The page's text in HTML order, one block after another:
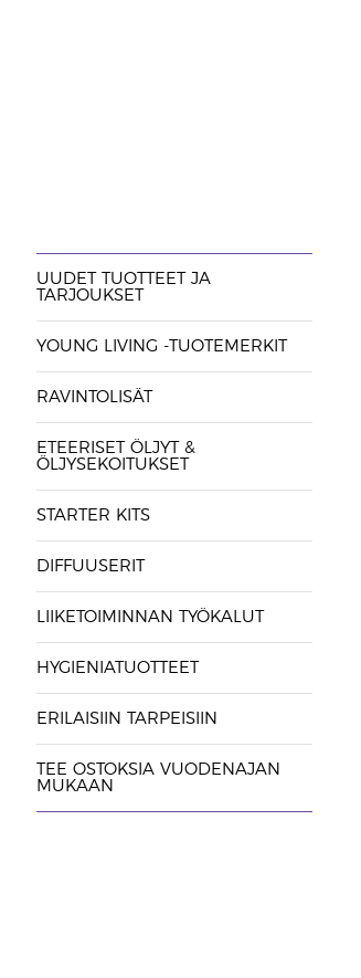
UUDET TUOTTEET JA
TARJOUKSET
YOUNG LIVING -TUOTEMERKIT
RAVINTOLISÄT
ETEERISET ÖLJYT &
ÖLJYSEKOITUKSET
STARTER KITS
DIFFUUSERIT
LIIKETOIMINNAN TYÖKALUT
HYGIENIATUOTTEET
ERILAISIIN TARPEISIIN
TEE OSTOKSIA VUODENAJAN
MUKAAN